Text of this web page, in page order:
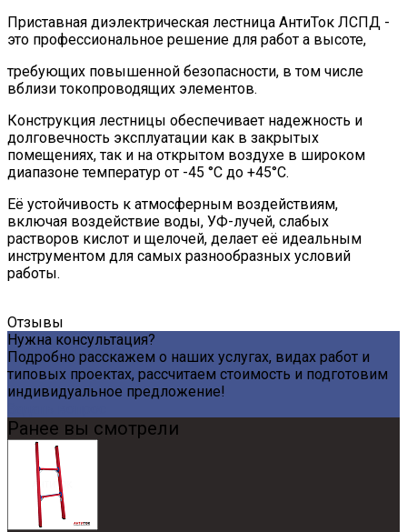
Приставная диэлектрическая лестница АнтиТок ЛСПД -
это профессиональное решение для работ а высоте,
требующих повышенной безопасности, в том числе
вблизи токопроводящих элементов.
Конструкция лестницы обеспечивает надежность и
долговечность эксплуатации как в закрытых
помещениях, так и на открытом воздухе в широком
диапазоне температур от -45 °С до +45°С.
Её устойчивость к атмосферным воздействиям,
включая воздействие воды, УФ-лучей, слабых
растворов кислот и щелочей, делает её идеальным
инструментом для самых разнообразных условий
работы.
Отзывы
Нужна консультация?
Подробно расскажем о наших услугах, видах работ и
типовых проектах, рассчитаем стоимость и подготовим
индивидуальное предложение!
Ранее вы смотрели